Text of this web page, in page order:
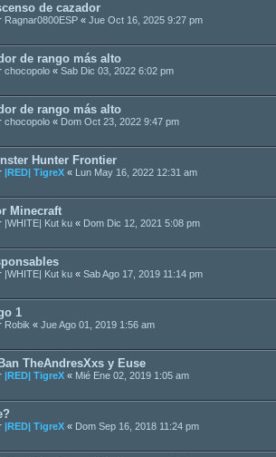
de cazador
Ragnar0800ESP « Jue Oct 16, 2025 9:27 pm
de rango más alto
chocopolo « Sab Dic 03, 2022 6:02 pm
de rango más alto
chocopolo « Dom Oct 23, 2022 9:47 pm
Hunter Frontier
|RED| TigreX « Lun May 16, 2022 12:31 am
Minecraft
|WHITE| Kut ku « Dom Dic 12, 2021 5:08 pm
|WHITE| Kut ku « Sab Ago 17, 2019 11:14 pm
1
Robik « Jue Ago 01, 2019 1:56 am
TheAndresXxs y Euse
|RED| TigreX « Mié Ene 02, 2019 1:05 am
|RED| TigreX « Dom Sep 16, 2018 11:24 pm